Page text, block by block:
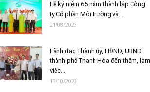
Lễ kỷ niệm 65 năm thành lập Công
ty Cổ phần Môi trường và...
21/08/2023
Lãnh đạo Thành ủy, HĐND, UBND
thành phố Thanh Hóa đến thăm, làm
việc...
13/10/2023